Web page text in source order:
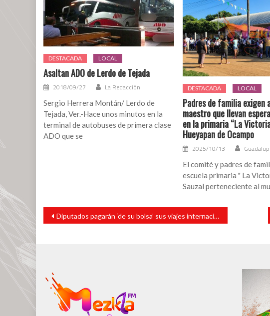
DESTACADA LOCAL
Asaltan ADO de Lerdo de Tejada
2018/09/27 La Redacción
Sergio Herrera Montán/ Lerdo de
Tejada, Ver.-Hace unos minutos en la
terminal de autobuses de primera clase
ADO que se
DESTACADA LOCAL
Padres de familia exigen
maestro que llevan
en la primaria “La
Hueyapan de Ocampo
2025/10/13
El comité y padres de
escuela primaria " La
Sauzal perteneciente al
Navegación
entradas
Diputados pagarán ‘de su bolsa’ sus viajes internacionales